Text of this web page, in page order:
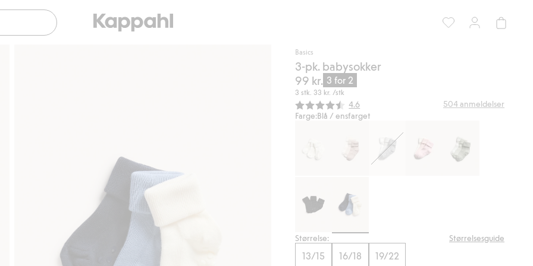
Basics
3-pk. babysokker
99 kr. 3 for 2
3 stk. 33 kr. /stk
Gjennomsnittskarakter:
4.6 504anmeldelser
Farge:Blå / ensfarget
Størrelse: Størrelsesguide
13/15 16/18 19/22